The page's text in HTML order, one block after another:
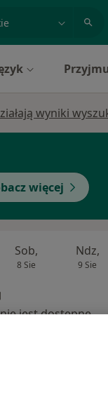
wyniki
więcej
Sob,
8 Sie
Ndz,
9 Sie
jest dostępne